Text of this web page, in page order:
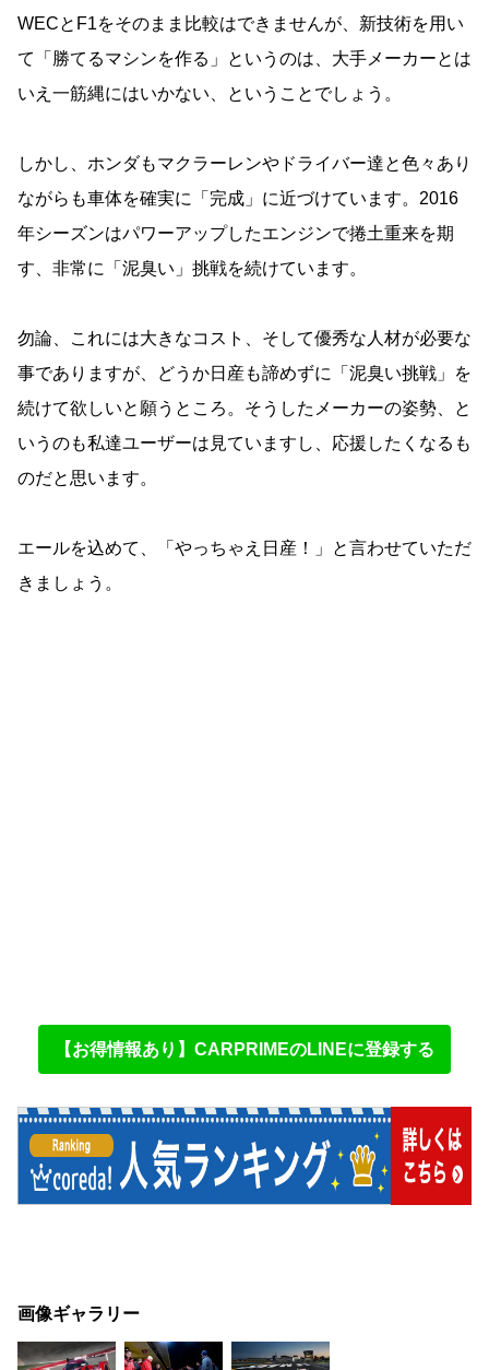
WECとF1をそのまま比較はできませんが、新技術を用い
て「勝てるマシンを作る」というのは、大手メーカーとは
いえ一筋縄にはいかない、ということでしょう。
しかし、ホンダもマクラーレンやドライバー達と色々あり
ながらも車体を確実に「完成」に近づけています。2016
年シーズンはパワーアップしたエンジンで捲土重来を期
す、非常に「泥臭い」挑戦を続けています。
勿論、これには大きなコスト、そして優秀な人材が必要な
事でありますが、どうか日産も諦めずに「泥臭い挑戦」を
続けて欲しいと願うところ。そうしたメーカーの姿勢、と
いうのも私達ユーザーは見ていますし、応援したくなるも
のだと思います。
エールを込めて、「やっちゃえ日産！」と言わせていただ
きましょう。
【お得情報あり】CARPRIMEのLINEに登録する
画像ギャラリー